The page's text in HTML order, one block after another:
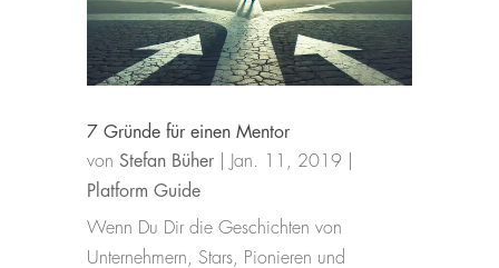
7 Gründe für einen Mentor
vonStefan Büher Jan. 11, 2019
Platform Guide
Wenn Du Dir die Geschichten von
Unternehmern, Stars, Pionieren und